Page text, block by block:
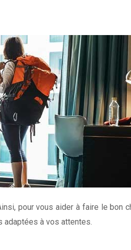
pour vous aider à faire le bon
adaptées à vos attentes.